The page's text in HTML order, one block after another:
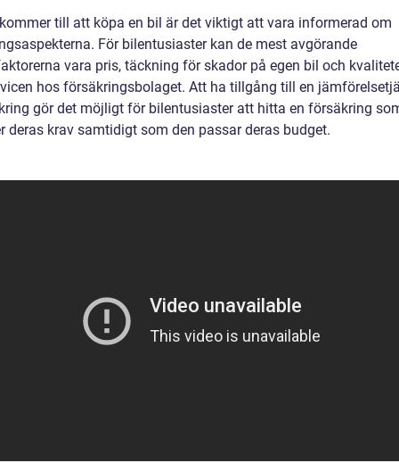
till att köpa en bil är det viktigt att vara informerad om
För bilentusiaster kan de mest avgörande
vara pris, täckning för skador på egen bil och
hos försäkringsbolaget. Att ha tillgång till en
gör det möjligt för bilentusiaster att hitta en försäkring
deras krav samtidigt som den passar deras budget.